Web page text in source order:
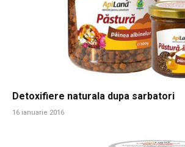
Detoxifiere naturala dupa sarbatori
16 ianuarie 2016